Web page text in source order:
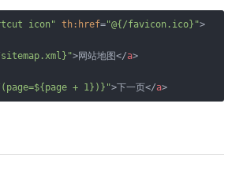
icon" th:href="@{/favicon.ico}">
sitemap.xml}">网站地图</a>
(page=${page + 1})}">下一页</a>